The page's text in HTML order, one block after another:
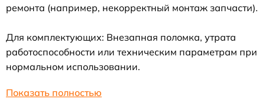
ремонта (например, некорректный монтаж запчасти).
Для комплектующих: Внезапная поломка, утрата
работоспособности или техническим параметрам при
нормальном использовании.
Показать полностью